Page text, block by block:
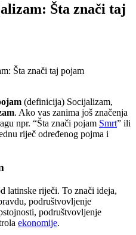
Šta znači taj
(definicija) Socijalizam,
. Ako vas zanima još značenja
npr. “Šta znači pojam Smrt” ili
riječ određenog pojma i
latinske riječi. To znači ideja,
podruštvovljenje
podruštvovljenje
ekonomije.